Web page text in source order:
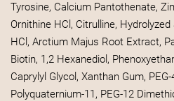
Tyrosine, Calcium Pantothenate,
Ornithine HCl, Citrulline,
HCl, Arctium Majus Root Extract,
Biotin, 1,2 Hexanediol,
Caprylyl Glycol, Xanthan Gum,
Polyquaternium-11, PEG-12